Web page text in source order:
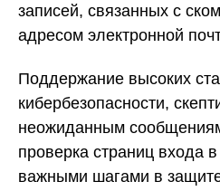
записей, связанных с
адресом электронной
Поддержание высоких
кибербезопасности,
неожиданным
проверка страниц входа
важными шагами в